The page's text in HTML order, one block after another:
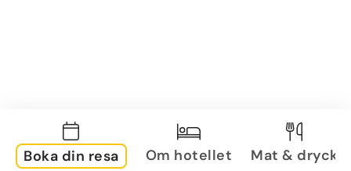
Boka din resa Om hotellet Mat & dryck